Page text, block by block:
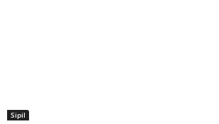
Sipil